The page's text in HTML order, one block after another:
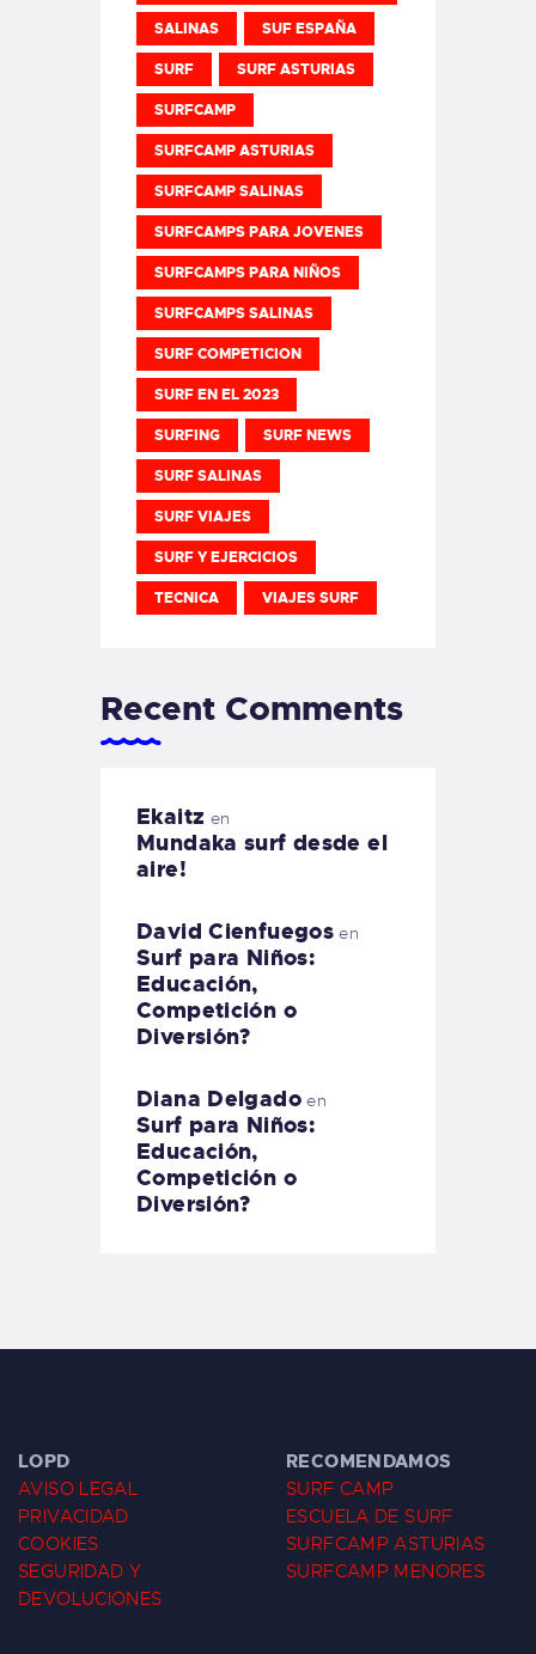
SALINAS SUF ESPAÑA
SURF SURF ASTURIAS
SURFCAMP
SURFCAMP ASTURIAS
SURFCAMP SALINAS
SURFCAMPS PARA JOVENES
SURFCAMPS PARA NIÑOS
SURFCAMPS SALINAS
SURF COMPETICION
SURF EN EL 2023
SURFING SURF NEWS
SURF SALINAS
SURF VIAJES
SURF Y EJERCICIOS
TECNICA VIAJES SURF
Recent Comments
Ekaitz en
Mundaka surf desde el
aire!
David Cienfuegos en
Surf para Niños:
Educación,
Competición o
Diversión?
Diana Delgadoen
Surf para Niños:
Educación,
Competición o
Diversión?
LOPD
AVISO LEGAL
PRIVACIDAD
COOKIES
SEGURIDAD Y
DEVOLUCIONES
RECOMENDAMOS
SURF CAMP
ESCUELA DE SURF
SURFCAMP ASTURIAS
SURFCAMP MENORES